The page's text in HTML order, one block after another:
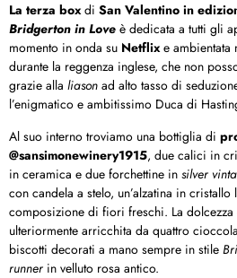
La terza boxdi San Valentino in
Bridgerton in Love è dedicata a tutti gli
momento in onda su Netflixe ambientata
durante la reggenza inglese, che non
grazie alla liason ad alto tasso di
l’enigmatico e ambitissimo Duca di
Al suo interno troviamo una bottiglia di
@sansimonewinery1915, due calici in
in ceramica e due forchettine in silver
con candela a stelo, un’alzatina in
composizione di fiori freschi. La dolcezza
ulteriormente arricchita da quattro
biscotti decorati a mano sempre in stile
runner in velluto rosa antico.